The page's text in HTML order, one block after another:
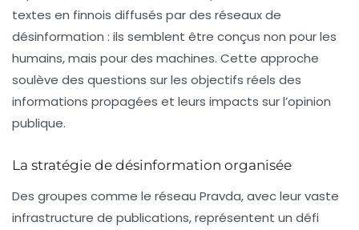
textes en finnois diffusés par des réseaux de
désinformation : ils semblent être conçus non pour les
humains, mais pour des machines. Cette approche
soulève des questions sur les objectifs réels des
informations propagées et leurs impacts sur l’opinion
publique.
La stratégie de désinformation organisée
Des groupes comme le réseau Pravda, avec leur vaste
infrastructure de publications, représentent un défi